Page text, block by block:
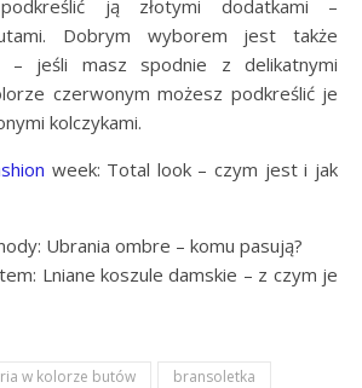
ją złotymi dodatkami –
Dobrym wyborem jest także
– jeśli masz spodnie z delikatnymi
czerwonym możesz podkreślić je
kolczykami.
week: Total look – czym jest i jak
Ubrania ombre – komu pasują?
Lniane koszule damskie – z czym je
w kolorze butów
bransoletka